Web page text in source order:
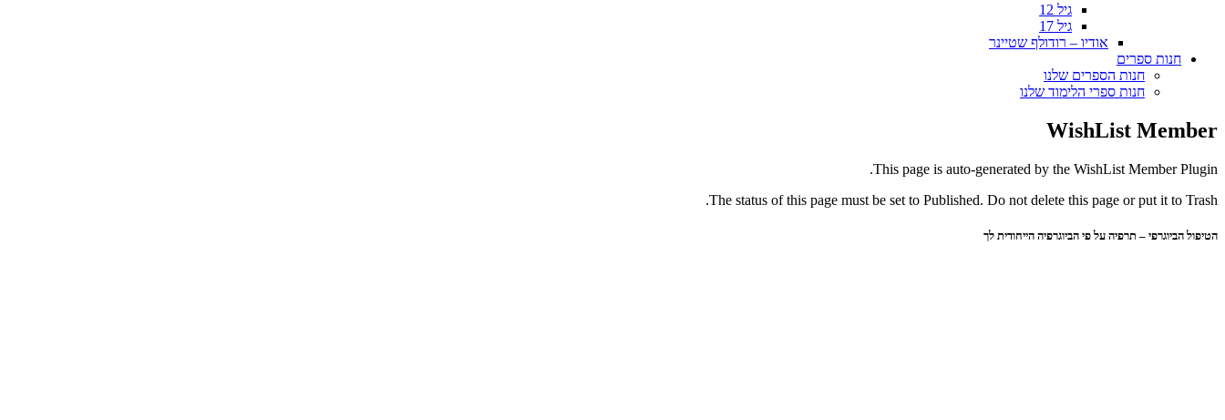
גיל 12
גיל 17
אודיו – רודולף שטיינר
חנות ספרים
חנות הספרים שלנו
חנות ספרי הלימוד שלנו
WishList Member
This page is auto-generated by the WishList Member Plugin.
The status of this page must be set to Published. Do not delete this page or put it to Trash.
הטיפול הביוגרפי – תרפיה על פי הביוגרפיה הייחודית לך